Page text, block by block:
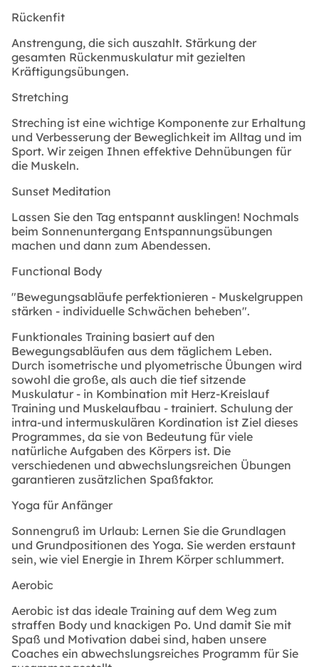
Rückenfit
Anstrengung, die sich auszahlt. Stärkung der
gesamten Rückenmuskulatur mit gezielten
Kräftigungsübungen.
Stretching
Streching ist eine wichtige Komponente zur Erhaltung
und Verbesserung der Beweglichkeit im Alltag und im
Sport. Wir zeigen Ihnen effektive Dehnübungen für
die Muskeln.
Sunset Meditation
Lassen Sie den Tag entspannt ausklingen! Nochmals
beim Sonnenuntergang Entspannungsübungen
machen und dann zum Abendessen.
Functional Body
"Bewegungsabläufe perfektionieren - Muskelgruppen
stärken - individuelle Schwächen beheben".
Funktionales Training basiert auf den
Bewegungsabläufen aus dem täglichem Leben.
Durch isometrische und plyometrische Übungen wird
sowohl die große, als auch die tief sitzende
Muskulatur - in Kombination mit Herz-Kreislauf
Training und Muskelaufbau - trainiert. Schulung der
intra-und intermuskulären Kordination ist Ziel dieses
Programmes, da sie von Bedeutung für viele
natürliche Aufgaben des Körpers ist. Die
verschiedenen und abwechslungsreichen Übungen
garantieren zusätzlichen Spaßfaktor.
Yoga für Anfänger
Sonnengruß im Urlaub: Lernen Sie die Grundlagen
und Grundpositionen des Yoga. Sie werden erstaunt
sein, wie viel Energie in Ihrem Körper schlummert.
Aerobic
Aerobic ist das ideale Training auf dem Weg zum
straffen Body und knackigen Po. Und damit Sie mit
Spaß und Motivation dabei sind, haben unsere
Coaches ein abwechslungsreiches Programm für Sie